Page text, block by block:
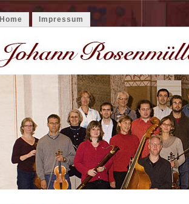
Home Impressum